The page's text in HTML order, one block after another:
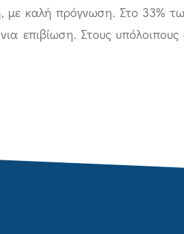
με καλή πρόγνωση. Στο 33%
επιβίωση. Στους